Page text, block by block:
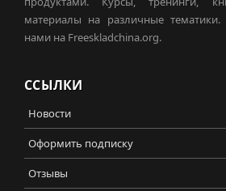
материалы на различные тематики.
нами на Freeskladchina.org.
ССЫЛКИ
Новости
Оформить подписку
Отзывы